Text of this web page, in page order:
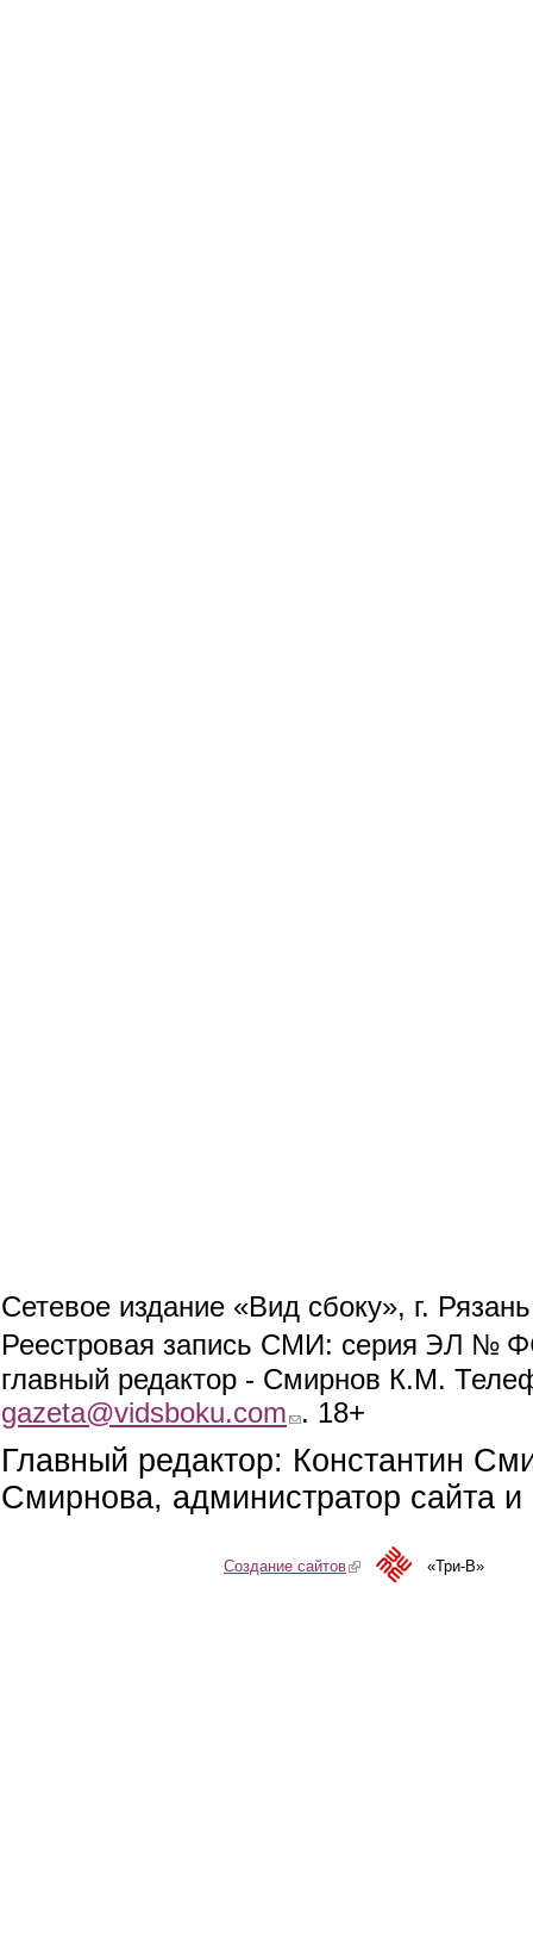
Сетевое издание «Вид сбоку», г.
Реестровая запись СМИ: серия ЭЛ №
главный редактор - Смирнов К.М.
gazeta@vidsboku.com (link sends e-mail)
. 18+
Главный редактор: Константин
Смирнова, администратор сайта
Создание сайтов(link is external)«Три-В»